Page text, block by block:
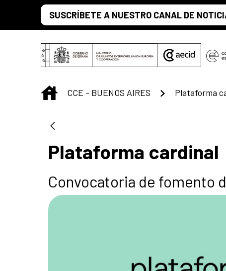
Saltar al contenido principal
SUSCRÍBETE A NUESTRO CANAL DE
INICIO
CCE - BUENOS AIRES Plataforma
Plataforma cardinal
Convocatoria de fomento